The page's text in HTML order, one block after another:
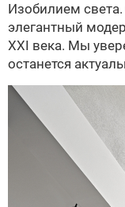
Изобилием
элегантный
XXI века. Мы
останется